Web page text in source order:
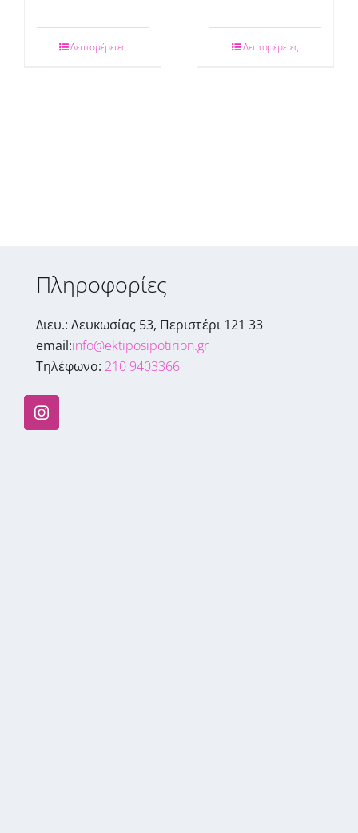
Λεπτομέρειες Λεπτομέρειες
Πληροφορίες
Διευ.: Λευκωσίας 53, Περιστέρι 121 33
email:info@ektiposipotirion.gr
Τηλέφωνο: 210 9403366